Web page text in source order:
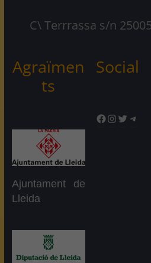
C\ Terrrassa s/n
Agraïmen
ts
Ajuntament de
Lleida
Social
Facebook
Instagram
Twitter